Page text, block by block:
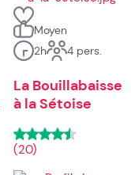
Moyen
2h
4 pers.
La Bouillabaisse
à la Sétoise
(20)